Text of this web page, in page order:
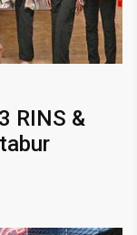
RINS &